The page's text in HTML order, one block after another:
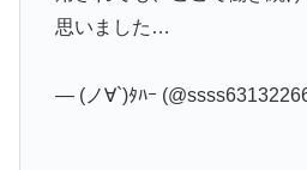
思いました…
— (ノ∀`)ﾀﾊｰ